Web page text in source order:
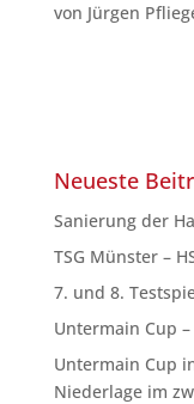
von Jürgen
Neueste
Sanierung der
TSG Münster –
7. und 8.
Untermain Cup
Untermain Cup
Niederlage im